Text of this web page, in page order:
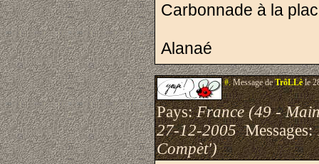
Carbonnade à la
Alanaé
#.Message deTrôLLèle
Pays:France (49 -
27-12-2005Messages:
Compèt')